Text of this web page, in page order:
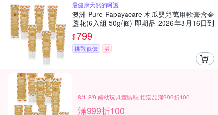
最健康天然的呵護
澳洲 Pure Papayacare 木瓜嬰兒萬用軟膏含金
盞花(6入組 50g/條) 即期品-2026年8月16日到
期
$799
挑戰低價 券
8/1-8/9 婦幼玩具童裝鞋 指定品滿999折100
滿999折100